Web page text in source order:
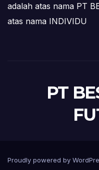
adalah atas nama PT
atas nama INDIVIDU
PT
Proudly powered by